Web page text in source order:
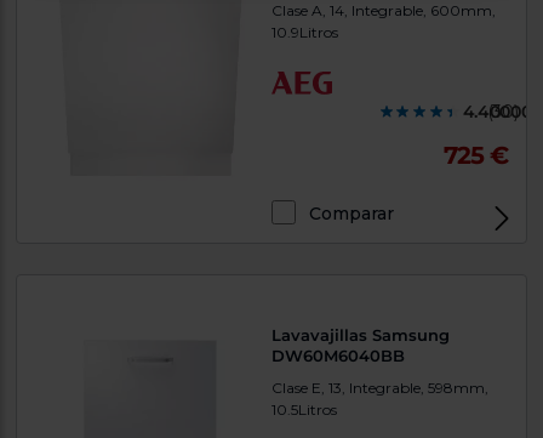
Clase A, 14, Integrable, 600mm,
10.9Litros
(30)
725 €
Comparar
Lavavajillas Samsung
DW60M6040BB
Clase E, 13, Integrable, 598mm,
10.5Litros